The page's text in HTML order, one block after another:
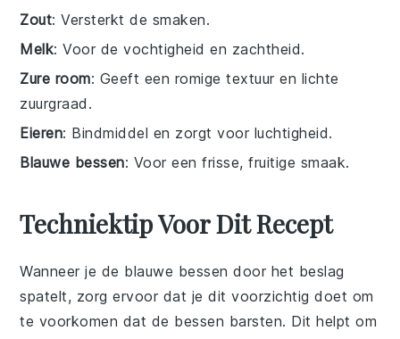
Zout: Versterkt de smaken.
Melk: Voor de vochtigheid en zachtheid.
Zure room: Geeft een romige textuur en lichte
zuurgraad.
Eieren: Bindmiddel en zorgt voor luchtigheid.
Blauwe bessen: Voor een frisse, fruitige smaak.
Techniektip Voor Dit Recept
Wanneer je de blauwe bessen door het beslag
spatelt, zorg ervoor dat je dit voorzichtig doet om
te voorkomen dat de bessen barsten. Dit helpt om